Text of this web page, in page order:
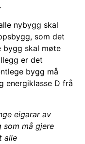
nybygg skal
som det
bygg skal møte
er det
bygg må
energiklasse D frå
eigarar av
må gjere
alle